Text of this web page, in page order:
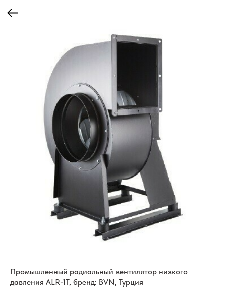
Промышленный радиальный вентилятор низкого
давления ALR-1T, бренд: BVN, Турция